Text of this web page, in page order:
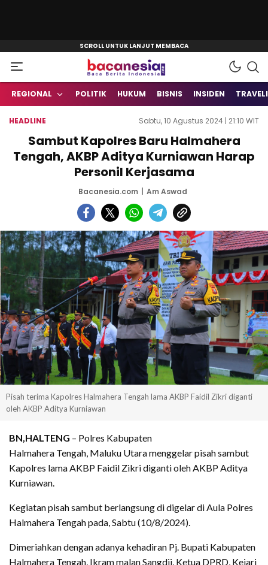
Bacanesia.com
Baca Berita Indonesia
REGIONAL POLITIK HUKUM BISNIS INSIDEN
HEADLINE Sabtu, 10 Agustus 2024 | 21:10 WIT
Sambut Kapolres Baru Halmahera
Tengah, AKBP Aditya Kurniawan Harap
Personil Kerjasama
Bacanesia.com Am Aswad
Pisah terima Kapolres Halmahera Tengah lama AKBP Faidil Zikri diganti
oleh AKBP Aditya Kurniawan
BN,HALTENG – Polres Kabupaten
Halmahera Tengah, Maluku Utara menggelar pisah sambut
Kapolres lama AKBP Faidil Zikri diganti oleh AKBP Aditya
Kurniawan.
Kegiatan pisah sambut berlangsung di digelar di Aula Polres
Halmahera Tengah pada, Sabtu (10/8/2024).
Dimeriahkan dengan adanya kehadiran Pj. Bupati Kabupaten
Halmahera Tengah, Ikram malan Sangdji, Ketua DPRD, Kejari